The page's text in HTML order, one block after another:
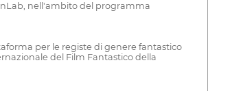
nell'ambito del programma
per le registe di genere fantastico
del Film Fantastico della